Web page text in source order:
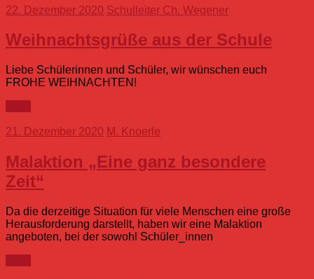
22. Dezember 2020 Schulleiter Ch. Wegener
Weihnachtsgrüße aus der Schule
Liebe Schülerinnen und Schüler, wir wünschen euch
FROHE WEIHNACHTEN!
21. Dezember 2020 M. Knoerle
Malaktion „Eine ganz besondere
Zeit“
Da die derzeitige Situation für viele Menschen eine große
Herausforderung darstellt, haben wir eine Malaktion
angeboten, bei der sowohl Schüler_innen